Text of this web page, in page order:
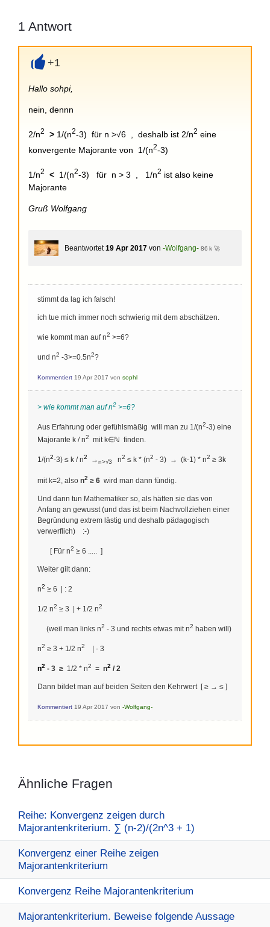
1 Antwort
+1
Hallo sohpi,
nein, dennn
2/n2 > 1/(n2-3) für n >√6 , deshalb ist 2/n2 eine
konvergente Majorante von 1/(n2-3)
1/n2 < 1/(n2-3) für n > 3 , 1/n2 ist also keine
Majorante
Gruß Wolfgang
Beantwortet 19 Apr 2017 von -Wolfgang- 86 k 🚀
stimmt da lag ich falsch!
ich tue mich immer noch schwierig mit dem abschätzen.
wie kommt man auf n2 >=6?
und n2 -3>=0.5n2?
Kommentiert 19 Apr 2017 von sophl
> wie kommt man auf n2 >=6?
Aus Erfahrung oder gefühlsmäßig will man zu 1/(n2-3) eine
Majorante k / n2 mit k∈ℕ finden.
1/(n2-3) ≤ k / n2 →n>√3 n2 ≤ k * (n2 - 3) → (k-1) * n2 ≥ 3k
mit k=2, also n2 ≥ 6 wird man dann fündig.
Und dann tun Mathematiker so, als hätten sie das von
Anfang an gewusst (und das ist beim Nachvollziehen einer
Begründung extrem lästig und deshalb pädagogisch
verwerflich) :-)
[ Für n2 ≥ 6 ..... ]
Weiter gilt dann:
n2 ≥ 6 | : 2
1/2 n2 ≥ 3 | + 1/2 n2
(weil man links n2 - 3 und rechts etwas mit n2 haben will)
n2 ≥ 3 + 1/2 n2 | - 3
n2 - 3 ≥ 1/2 * n2 = n2 / 2
Dann bildet man auf beiden Seiten den Kehrwert [ ≥ → ≤ ]
Kommentiert 19 Apr 2017 von -Wolfgang-
Ähnliche Fragen
Reihe: Konvergenz zeigen durch
Majorantenkriterium. ∑ (n-2)/(2n^3 + 1)
Konvergenz einer Reihe zeigen
Majorantenkriterium
Konvergenz Reihe Majorantenkriterium
Majorantenkriterium. Beweise folgende Aussage